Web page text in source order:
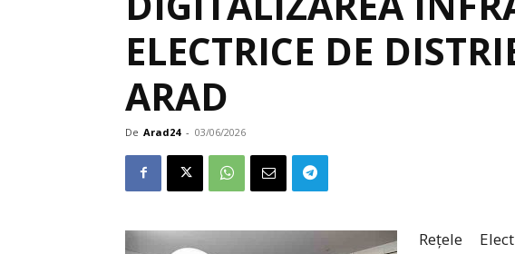
ELECTRICE DE
ARAD
De Arad24 - 03/06/2026
Rețele